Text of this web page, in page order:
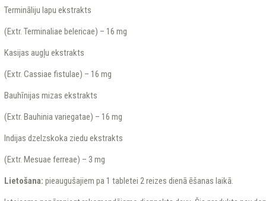
Termināliju lapu ekstrakts
(Extr. Terminaliae belericae) – 16 mg
Kasijas augļu ekstrakts
(Extr. Cassiae fistulae) – 16 mg
Bauhīnijas mizas ekstrakts
(Extr. Bauhinia variegatae) – 16 mg
Indijas dzelzskoka ziedu ekstrakts
(Extr. Mesuae ferreae) – 3 mg
Lietošana: pieaugušajiem pa 1 tabletei 2 reizes dienā ēšanas laikā.